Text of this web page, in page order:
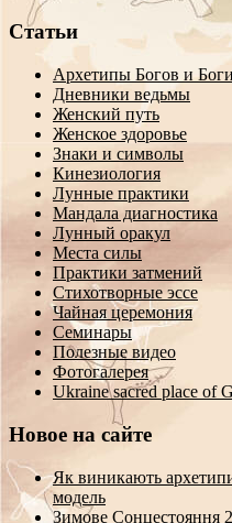
Статьи
Архетипы Богов и
Дневники ведьмы
Женский путь
Женское здоровье
Знаки и символы
Кинезиология
Лунные практики
Мандала диагностика
Лунный оракул
Места силы
Практики затмений
Стихотворные эссе
Чайная церемония
Семинары
Полезные видео
Фотогалерея
Ukraine sacred place of
Новое на сайте
Як виникають
модель
Зимове Сонцестояння